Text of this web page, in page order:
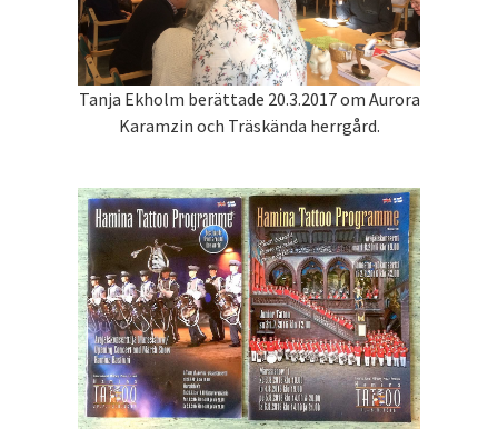
Tanja Ekholm berättade 20.3.2017 om Aurora
Karamzin och Träskända herrgård.